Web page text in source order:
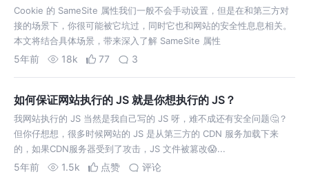
Cookie 的 SameSite 属性我们一般不会手动设置，但是在和第三方对
接的场景下，你很可能被它坑过，同时它也和网站的安全性息息相关。
本文将结合具体场景，带来深入了解 SameSite 属性
5年前 18k 77 3
如何保证网站执行的 JS 就是你想执行的 JS？
我网站执行的 JS 当然是我自己写的 JS 呀，难不成还有安全问题🤔？
但你仔想想，很多时候网站的 JS 是从第三方的 CDN 服务加载下来
的，如果CDN服务器受到了攻击，JS 文件被篡改😱...
5年前 1.5k 点赞 评论